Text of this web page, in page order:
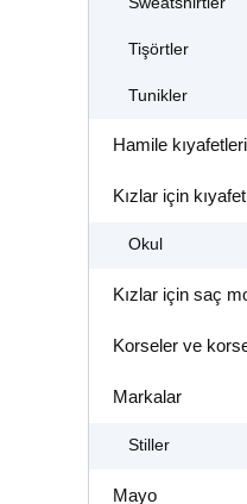
Tişörtler
Tunikler
Hamile kıyafetleri
Kızlar için
Okul
Kızlar için saç
Korseler ve
Markalar
Stiller
Mayo